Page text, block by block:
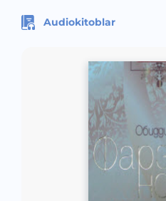
Audiokitoblar